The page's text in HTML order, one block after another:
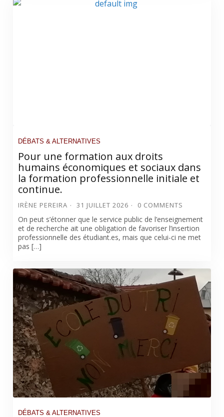
DÉBATS & ALTERNATIVES
Pour une formation aux droits
humains économiques et sociaux dans
la formation professionnelle initiale et
continue.
IRÈNE PEREIRA 31 JUILLET 2026 0 COMMENTS
On peut s’étonner que le service public de l’enseignement
et de recherche ait une obligation de favoriser l’insertion
professionnelle des étudiant.es, mais que celui-ci ne met
pas […]
DÉBATS & ALTERNATIVES